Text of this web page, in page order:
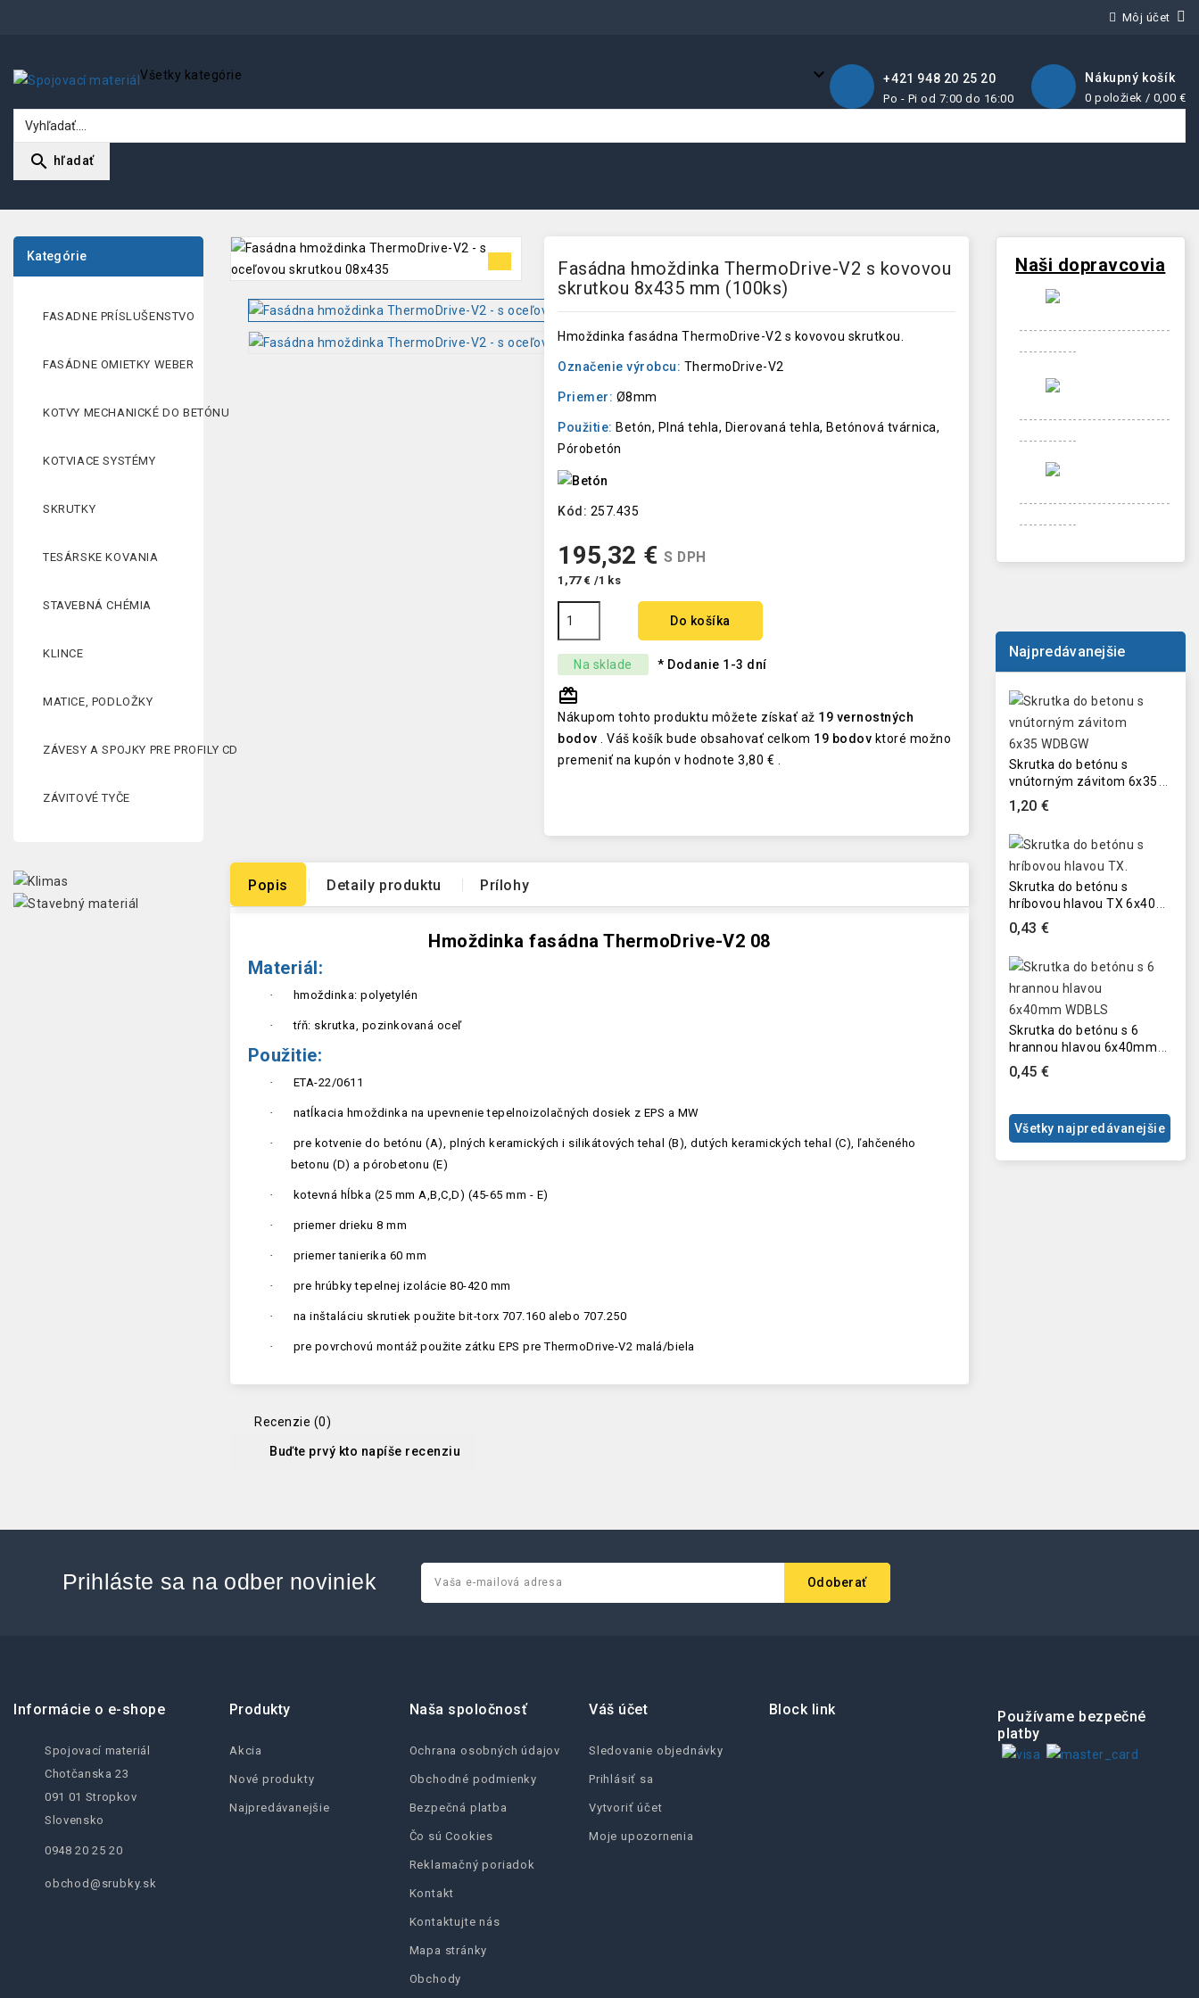
Môj účet
Nákupný košík
0 položiek / 0,00 €
+421 948 20 25 20
Po - Pi od 7:00 do 16:00
Všetky kategórie keyboard_arrow_down
search hľadať
Kategórie
FASADNE PRÍSLUŠENSTVO
FASÁDNE OMIETKY WEBER
KOTVY MECHANICKÉ DO BETÓNU
KOTVIACE SYSTÉMY
SKRUTKY
TESÁRSKE KOVANIA
STAVEBNÁ CHÉMIA
KLINCE
MATICE, PODLOŽKY
ZÁVESY A SPOJKY PRE PROFILY CD
ZÁVITOVÉ TYČE
Fasádna hmoždinka ThermoDrive-V2 s kovovou
skrutkou 8x435 mm (100ks)
Hmoždinka fasádna ThermoDrive-V2 s kovovou skrutkou.
Označenie výrobcu: ThermoDrive-V2
Priemer: Ø8mm
Použitie: Betón, Plná tehla, Dierovaná tehla, Betónová tvárnica,
Pórobetón
Kód: 257.435
195,32 €
1,77 € /1 ks
S DPH
Do košíka
Na sklade * Dodanie 1-3 dní
redeem
Nákupom tohto produktu môžete získať až 19 vernostných
bodov . Váš košík bude obsahovať celkom 19 bodov ktoré možno
premeniť na kupón v hodnote3,80 €
Popis Detaily produktu Prílohy
Hmoždinka fasádna ThermoDrive-V2 08
Materiál:
· hmoždinka: polyetylén
· tŕň: skrutka, pozinkovaná oceľ
Použitie:
· ETA-22/0611
· natĺkacia hmoždinka na upevnenie tepelnoizolačných dosiek z EPS a MW
·
pre kotvenie do betónu (A), plných keramických i silikátových tehal (B), dutých keramických tehal (C), ľahčeného
betonu (D) a pórobetonu (E)
· kotevná hĺbka (25 mm A,B,C,D) (45-65 mm - E)
· priemer drieku 8 mm
· priemer tanierika 60 mm
· pre hrúbky tepelnej izolácie 80-420 mm
· na inštaláciu skrutiek použite bit-torx 707.160 alebo 707.250
· pre povrchovú montáž použite zátku EPS pre ThermoDrive-V2 malá/biela
Recenzie (0)
Buďte prvý kto napíše recenziu
Naši dopravcovia
-------------------------------
------------
-------------------------------
------------
-------------------------------
------------
Najpredávanejšie
Skrutka do betónu s
vnútorným závitom 6x35
mm WDBGW
1,20 €
Skrutka do betónu s
hríbovou hlavou TX 6x40
mm WDBLG
0,43 €
Skrutka do betónu s 6
hrannou hlavou 6x40mm
WDBLS
0,45 €
Všetky najpredávanejšie
Prihláste sa na odber noviniek
Informácie o e-shope
Spojovací materiál
Chotčanska 23
091 01 Stropkov
Slovensko
0948 20 25 20
obchod@srubky.sk
Produkty
Akcia
Nové produkty
Najpredávanejšie
Naša spoločnosť
Ochrana osobných údajov
Obchodné podmienky
Bezpečná platba
Čo sú Cookies
Reklamačný poriadok
Kontakt
Kontaktujte nás
Mapa stránky
Obchody
Váš účet
Sledovanie objednávky
Prihlásiť sa
Vytvoriť účet
Moje upozornenia
Block link
Používame bezpečné
platby